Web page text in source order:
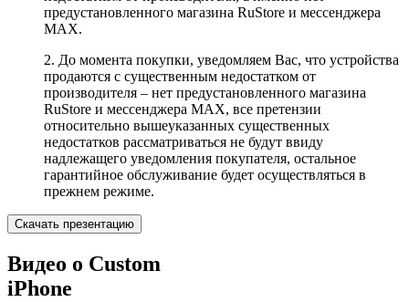
предустановленного магазина RuStore и мессенджера
MAX.
2. До момента покупки, уведомляем Вас, что устройства
продаются с существенным недостатком от
производителя – нет предустановленного магазина
RuStore и мессенджера MAX, все претензии
относительно вышеуказанных существенных
недостатков рассматриваться не будут ввиду
надлежащего уведомления покупателя, остальное
гарантийное обслуживание будет осуществляться в
прежнем режиме.
Скачать презентацию
Видео о Custom
iPhone